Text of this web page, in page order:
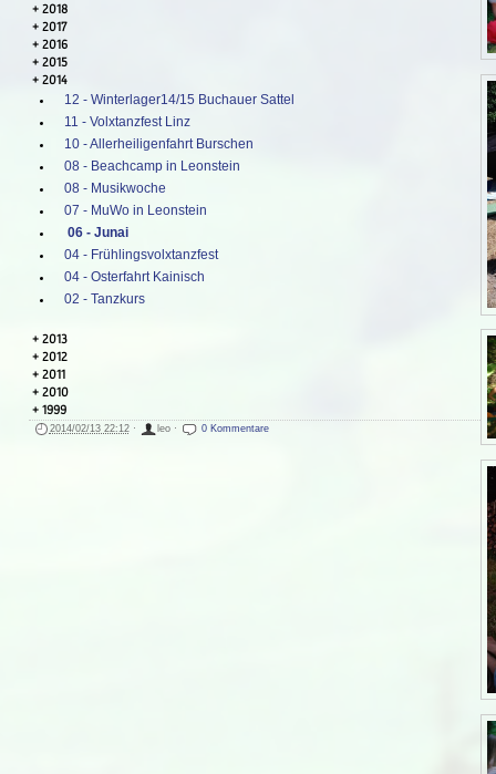
2018
2017
2016
2015
2014
12 - Winterlager14/15 Buchauer Sattel
11 - Volxtanzfest Linz
10 - Allerheiligenfahrt Burschen
08 - Beachcamp in Leonstein
08 - Musikwoche
07 - MuWo in Leonstein
06 - Junai
04 - Frühlingsvolxtanzfest
04 - Osterfahrt Kainisch
02 - Tanzkurs
2013
2012
2011
2010
1999
2014/02/13 22:12· leo· 0 Kommentare